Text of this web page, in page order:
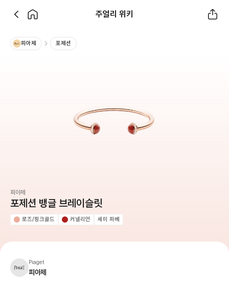
주얼리 위키
피아제 포제션
피아제
포제션 뱅글 브레이슬릿
로즈/핑크골드 커넬리언 세미 파베
Piaget
피아제